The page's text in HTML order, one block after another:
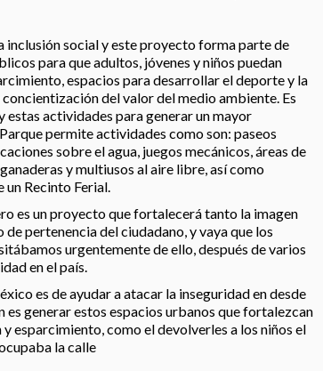
inclusión social y este proyecto forma parte de
para que adultos, jóvenes y niños puedan
espacios para desarrollar el deporte y la
del valor del medio ambiente. Es
actividades para generar un mayor
permite actividades como son: paseos
sobre el agua, juegos mecánicos, áreas de
y multiusos al aire libre, así como
un Recinto Ferial.
es un proyecto que fortalecerá tanto la imagen
pertenencia del ciudadano, y vaya que los
urgentemente de ello, después de varios
en el país.
es de ayudar a atacar la inseguridad en desde
generar estos espacios urbanos que fortalezcan
esparcimiento, como el devolverles a los niños el
la calle